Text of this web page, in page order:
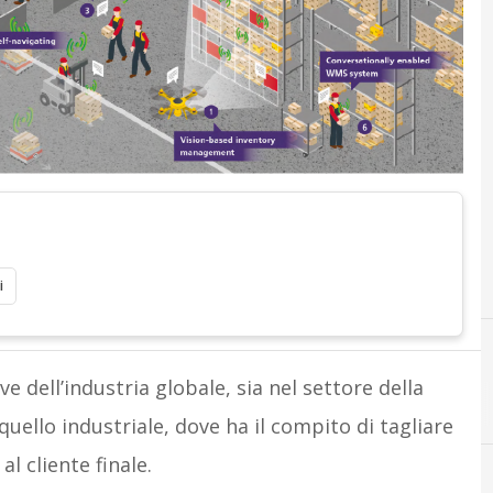
dell’industria globale, sia nel settore della
industriale, dove ha il compito di tagliare
cliente finale.